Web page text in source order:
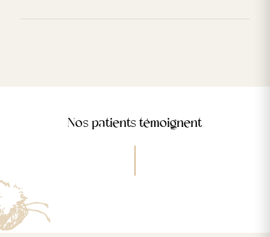
Nos patients témoignent